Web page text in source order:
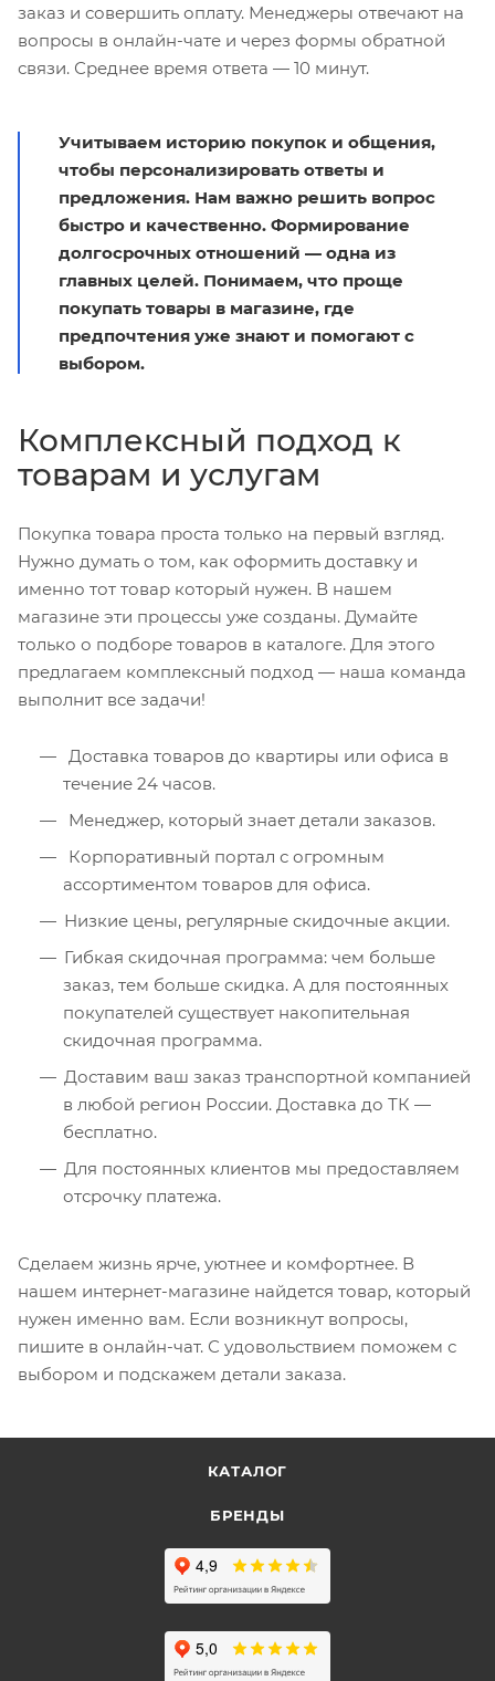
заказ и совершить оплату. Менеджеры отвечают на
вопросы в онлайн-чате и через формы обратной
связи. Среднее время ответа — 10 минут.
Учитываем историю покупок и общения,
чтобы персонализировать ответы и
предложения. Нам важно решить вопрос
быстро и качественно. Формирование
долгосрочных отношений — одна из
главных целей. Понимаем, что проще
покупать товары в магазине, где
предпочтения уже знают и помогают с
выбором.
Комплексный подход к
товарам и услугам
Покупка товара проста только на первый взгляд.
Нужно думать о том, как оформить доставку и
именно тот товар который нужен. В нашем
магазине эти процессы уже созданы. Думайте
только о подборе товаров в каталоге. Для этого
предлагаем комплексный подход — наша команда
выполнит все задачи!
Доставка товаров до квартиры или офиса в
течение 24 часов.
Менеджер, который знает детали заказов.
Корпоративный портал с огромным
ассортиментом товаров для офиса.
Низкие цены, регулярные скидочные акции.
Гибкая скидочная программа: чем больше
заказ, тем больше скидка. А для постоянных
покупателей существует накопительная
скидочная программа.
Доставим ваш заказ транспортной компанией
в любой регион России. Доставка до ТК —
бесплатно.
Для постоянных клиентов мы предоставляем
отсрочку платежа.
Сделаем жизнь ярче, уютнее и комфортнее. В
нашем интернет-магазине найдется товар, который
нужен именно вам. Если возникнут вопросы,
пишите в онлайн-чат. С удовольствием поможем с
выбором и подскажем детали заказа.
КАТАЛОГ
БРЕНДЫ